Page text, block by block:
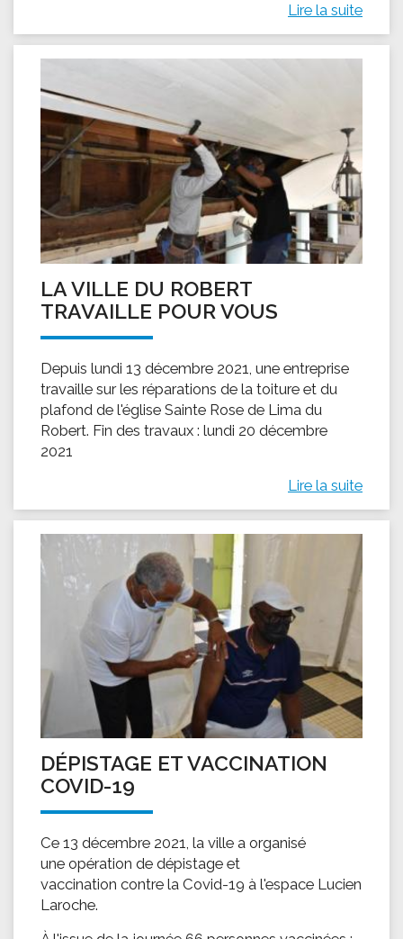
Lire la suite
LA VILLE DU ROBERT
TRAVAILLE POUR VOUS
Depuis lundi 13 décembre 2021, une entreprise
travaille sur les réparations de la toiture et du
plafond de l'église Sainte Rose de Lima du
Robert. Fin des travaux : lundi 20 décembre
2021
Lire la suite
DÉPISTAGE ET VACCINATION
COVID-19
Ce 13 décembre 2021, la ville a organisé
une opération de dépistage et
vaccination contre la Covid-19 à l'espace Lucien
Laroche.